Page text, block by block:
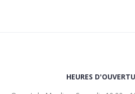
HEURES